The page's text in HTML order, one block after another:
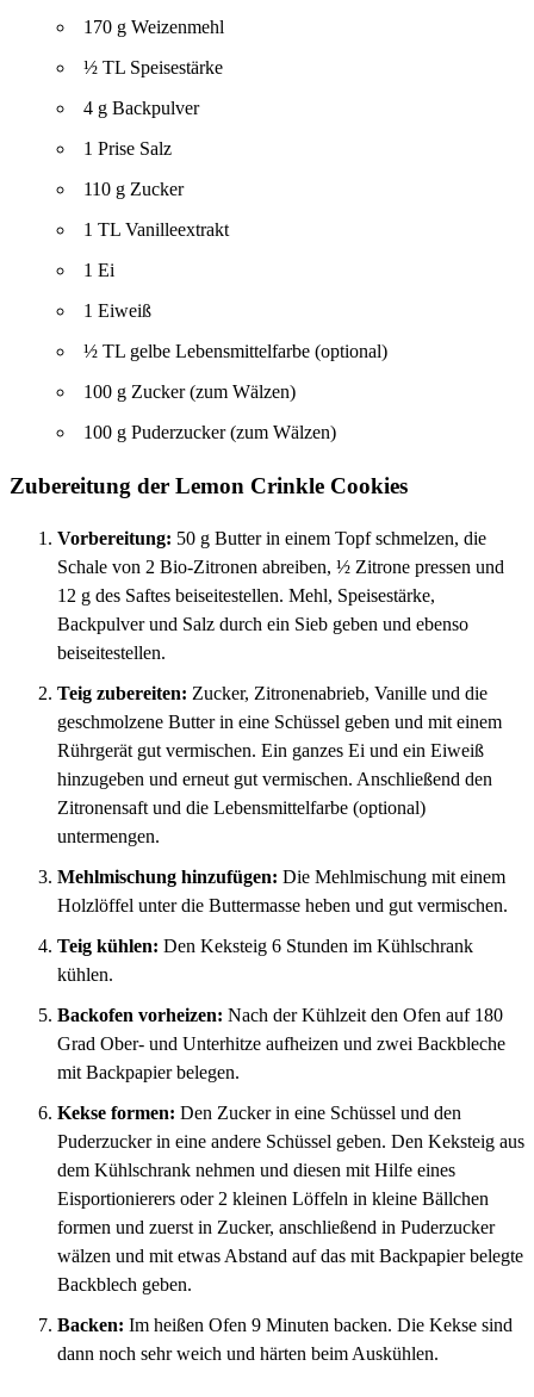
170 g Weizenmehl
½ TL Speisestärke
4 g Backpulver
1 Prise Salz
110 g Zucker
1 TL Vanilleextrakt
1 Ei
1 Eiweiß
½ TL gelbe Lebensmittelfarbe (optional)
100 g Zucker (zum Wälzen)
100 g Puderzucker (zum Wälzen)
Zubereitung der Lemon Crinkle Cookies
Vorbereitung: 50 g Butter in einem Topf schmelzen, die
Schale von 2 Bio-Zitronen abreiben, ½ Zitrone pressen und
12 g des Saftes beiseitestellen. Mehl, Speisestärke,
Backpulver und Salz durch ein Sieb geben und ebenso
beiseitestellen.
Teig zubereiten: Zucker, Zitronenabrieb, Vanille und die
geschmolzene Butter in eine Schüssel geben und mit einem
Rührgerät gut vermischen. Ein ganzes Ei und ein Eiweiß
hinzugeben und erneut gut vermischen. Anschließend den
Zitronensaft und die Lebensmittelfarbe (optional)
untermengen.
Mehlmischung hinzufügen: Die Mehlmischung mit einem
Holzlöffel unter die Buttermasse heben und gut vermischen.
Teig kühlen: Den Keksteig 6 Stunden im Kühlschrank
kühlen.
Backofen vorheizen: Nach der Kühlzeit den Ofen auf 180
Grad Ober- und Unterhitze aufheizen und zwei Backbleche
mit Backpapier belegen.
Kekse formen: Den Zucker in eine Schüssel und den
Puderzucker in eine andere Schüssel geben. Den Keksteig aus
dem Kühlschrank nehmen und diesen mit Hilfe eines
Eisportionierers oder 2 kleinen Löffeln in kleine Bällchen
formen und zuerst in Zucker, anschließend in Puderzucker
wälzen und mit etwas Abstand auf das mit Backpapier belegte
Backblech geben.
Backen: Im heißen Ofen 9 Minuten backen. Die Kekse sind
dann noch sehr weich und härten beim Auskühlen.